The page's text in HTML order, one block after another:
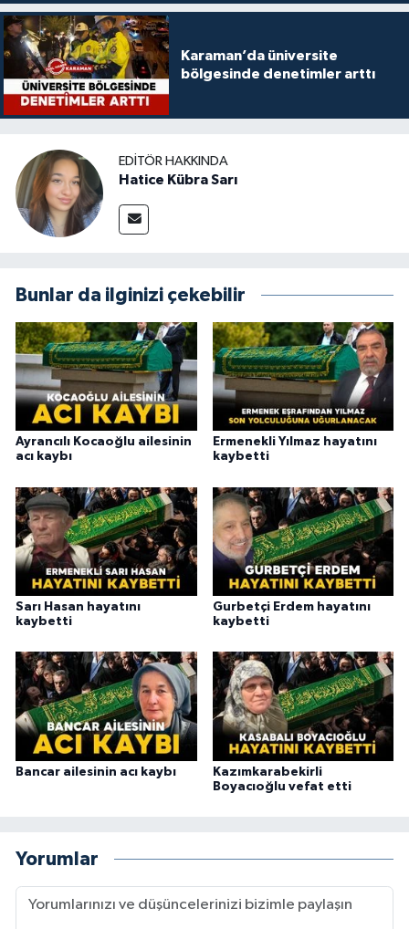
Karaman’da üniversite
bölgesinde denetimler arttı
EDITÖR HAKKINDA
Hatice Kübra Sarı
Bunlar da ilginizi çekebilir
Ayrancılı Kocaoğlu ailesinin
acı kaybı
Ermenekli Yılmaz hayatını
kaybetti
Sarı Hasan hayatını
kaybetti
Gurbetçi Erdem hayatını
kaybetti
Bancar ailesinin acı kaybı
Kazımkarabekirli
Boyacıoğlu vefat etti
Yorumlar